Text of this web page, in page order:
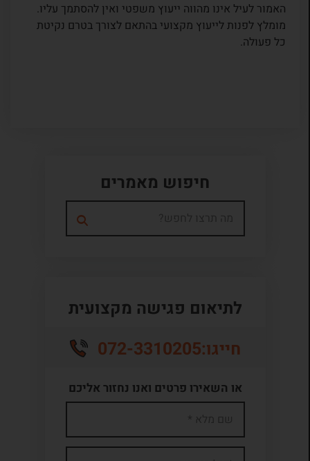
האמור לעיל אינו מהווה ייעוץ משפטי ואין להסתמך עליו.
מומלץ לפנות לייעוץ מקצועי בהתאם לצורך בטרם נקיטת
כל פעולה.
חיפוש מאמרים
לתיאום פגישה מקצועית
חייגו:072-3310205
או השאירו פרטים ואנו נחזור אליכם